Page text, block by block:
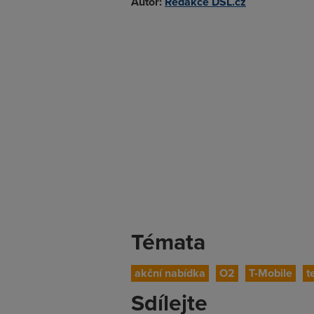
Témata
akční nabídka O2 T-Mobile
Sdílejte